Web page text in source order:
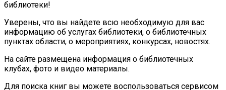
библиотеки!
Уверены, что вы найдете всю необходимую для вас
информацию об услугах библиотеки, о библиотечных
пунктах области, о мероприятиях, конкурсах, новостях.
На сайте размещена информация о библиотечных
клубах, фото и видео материалы.
Для поиска книг вы можете воспользоваться сервисом